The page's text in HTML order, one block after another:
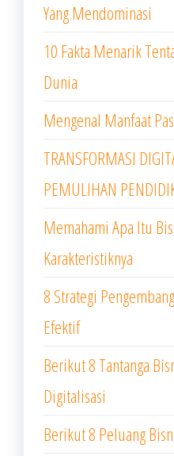
Yang Mendominasi
10 Fakta Menarik
Dunia
Mengenal Manfaat
TRANSFORMASI
PEMULIHAN
Memahami Apa Itu
Karakteristiknya
8 Strategi
Efektif
Berikut 8 Tantanga
Digitalisasi
Berikut 8 Peluang